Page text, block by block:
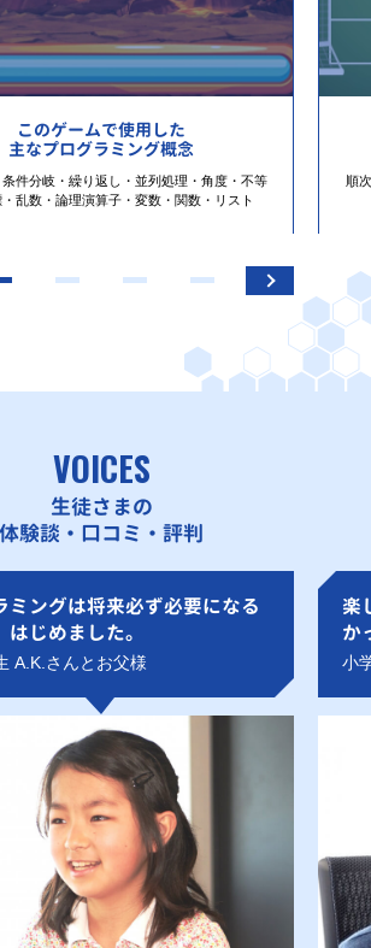
このゲームで使用した
主なプログラミング概念
条件分岐・繰り返し・並列処理・角度・不等
乱数・論理演算子・変数・関数・リスト
順
VOICES
生徒さまの
体験談・口コミ・評判
ミングは将来必ず必要になる
はじめました。
A.K.さんとお父様
楽
か
小